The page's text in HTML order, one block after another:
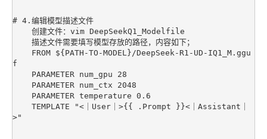
# 4.编辑模型描述文件
f
>"